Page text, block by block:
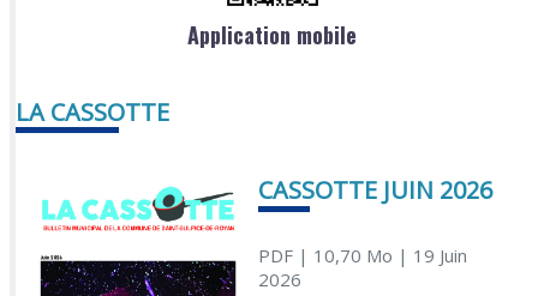
Application mobile
LA CASSOTTE
CASSOTTE JUIN 2026
PDF| 10,70 Mo | 19 Juin
2026